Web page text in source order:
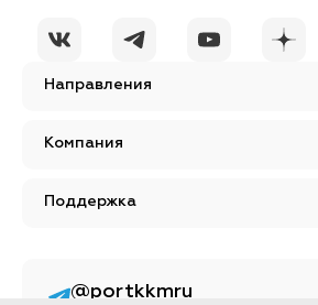
Направления
Компания
Поддержка
@portkkmru